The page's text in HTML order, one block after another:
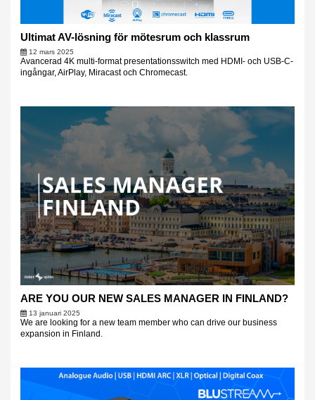
Ultimat AV-lösning för mötesrum och klassrum
12 mars 2025
Avancerad 4K multi-format presentationsswitch med HDMI- och USB-C-
ingångar, AirPlay, Miracast och Chromecast.
ARE YOU OUR NEW SALES MANAGER IN FINLAND?
13 januari 2025
We are looking for a new team member who can drive our business
expansion in Finland.